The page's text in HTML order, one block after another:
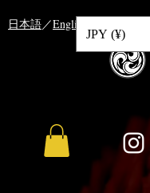
​日本語／English
JPY (¥)